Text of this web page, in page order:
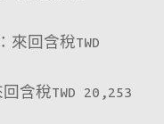
來回含稅TWD
含稅TWD 20,253